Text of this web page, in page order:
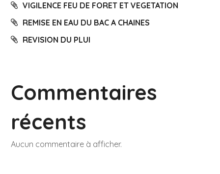
VIGILENCE FEU DE FORET ET VEGETATION
REMISE EN EAU DU BAC A CHAINES
REVISION DU PLUI
Commentaires
récents
Aucun commentaire à afficher.